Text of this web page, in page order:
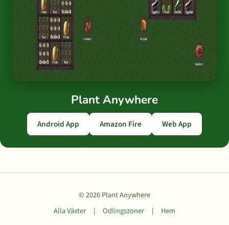
Plant Anywhere
Android App Amazon Fire Web App
© 2026 Plant Anywhere
Alla Växter
| Odlingszoner | Hem